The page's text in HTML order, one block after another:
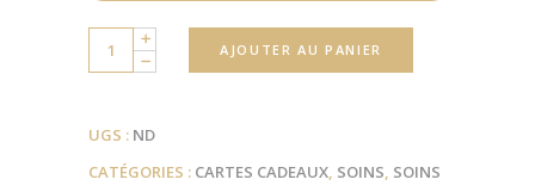
Quantity AJOUTER AU PANIER
UGS : ND
CATÉGORIES : CARTES CADEAUX, SOINS, SOINS